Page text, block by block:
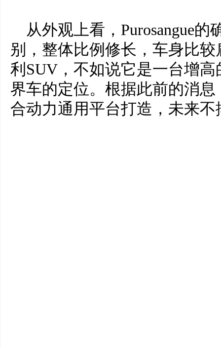
从外观上看，Purosangue
别，整体比例修长，车身比
利SUV，不如说它是一台增高
界车的定位。根据此前的消息
合动力通用平台打造，未来